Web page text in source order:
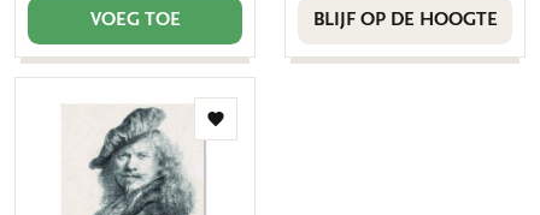
VOEG TOE BLIJF OP DE HOOGTE
Toevoegen